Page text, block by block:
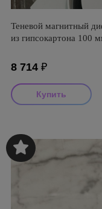
Теневой магнитный
из гипсокартона 100
8 714 ₽